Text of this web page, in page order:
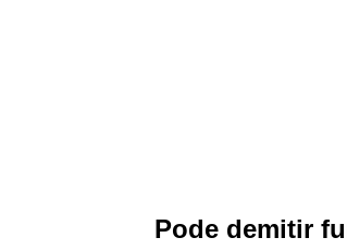
Pode demitir